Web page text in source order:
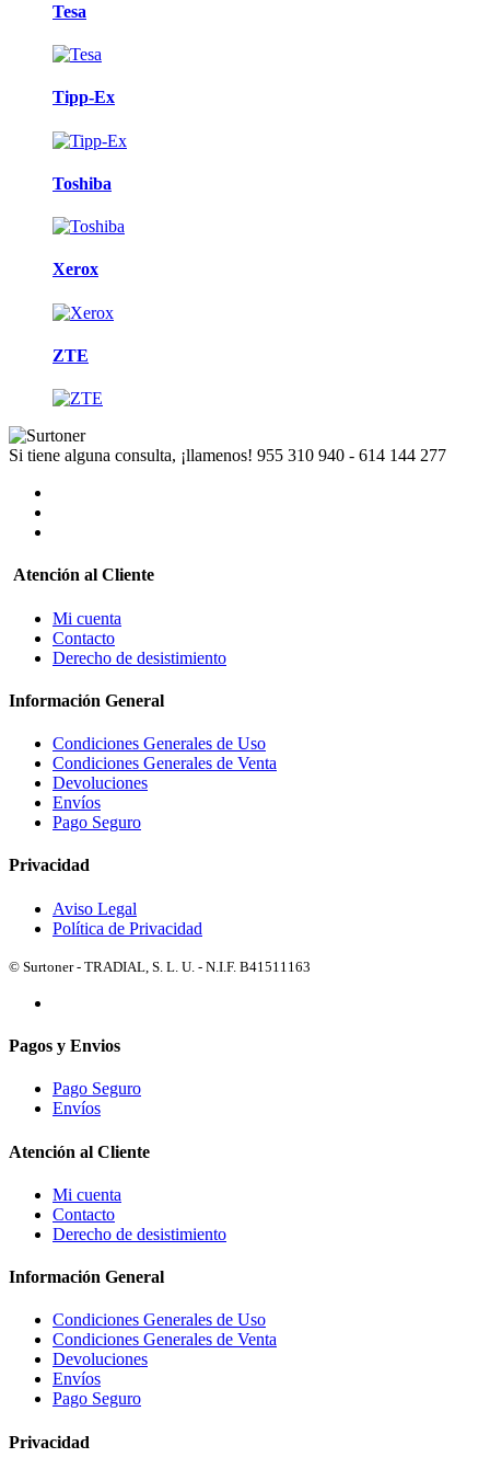
Tesa
Tipp-Ex
Toshiba
Xerox
ZTE
Si tiene alguna consulta, ¡llamenos! 955 310 940 - 614 144 277
Atención al Cliente
Mi cuenta
Contacto
Derecho de desistimiento
Información General
Condiciones Generales de Uso
Condiciones Generales de Venta
Devoluciones
Envíos
Pago Seguro
Privacidad
Aviso Legal
Política de Privacidad
© Surtoner - TRADIAL, S. L. U. - N.I.F. B41511163
Pagos y Envios
Pago Seguro
Envíos
Atención al Cliente
Mi cuenta
Contacto
Derecho de desistimiento
Información General
Condiciones Generales de Uso
Condiciones Generales de Venta
Devoluciones
Envíos
Pago Seguro
Privacidad